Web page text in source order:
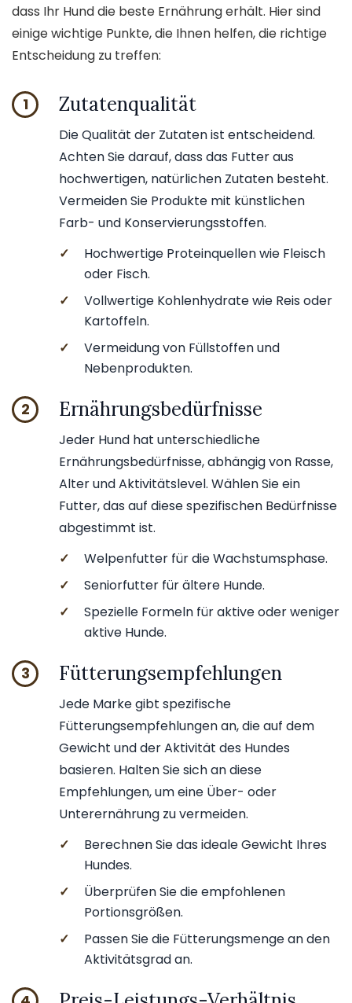
dass Ihr Hund die beste Ernährung erhält. Hier sind
einige wichtige Punkte, die Ihnen helfen, die richtige
Entscheidung zu treffen:
1 Zutatenqualität
Die Qualität der Zutaten ist entscheidend.
Achten Sie darauf, dass das Futter aus
hochwertigen, natürlichen Zutaten besteht.
Vermeiden Sie Produkte mit künstlichen
Farb- und Konservierungsstoffen.
✓
Hochwertige Proteinquellen wie Fleisch
oder Fisch.
✓
Vollwertige Kohlenhydrate wie Reis oder
Kartoffeln.
✓
Vermeidung von Füllstoffen und
Nebenprodukten.
2 Ernährungsbedürfnisse
Jeder Hund hat unterschiedliche
Ernährungsbedürfnisse, abhängig von Rasse,
Alter und Aktivitätslevel. Wählen Sie ein
Futter, das auf diese spezifischen Bedürfnisse
abgestimmt ist.
✓
Welpenfutter für die Wachstumsphase.
✓
Seniorfutter für ältere Hunde.
✓
Spezielle Formeln für aktive oder weniger
aktive Hunde.
3 Fütterungsempfehlungen
Jede Marke gibt spezifische
Fütterungsempfehlungen an, die auf dem
Gewicht und der Aktivität des Hundes
basieren. Halten Sie sich an diese
Empfehlungen, um eine Über- oder
Unterernährung zu vermeiden.
✓
Berechnen Sie das ideale Gewicht Ihres
Hundes.
✓
Überprüfen Sie die empfohlenen
Portionsgrößen.
✓
Passen Sie die Fütterungsmenge an den
Aktivitätsgrad an.